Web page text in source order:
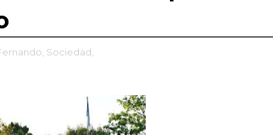
Sociedad,